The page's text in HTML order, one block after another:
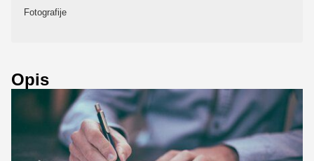
Fotografije
Opis